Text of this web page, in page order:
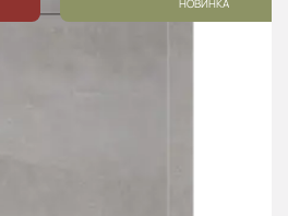
НОВИНКА